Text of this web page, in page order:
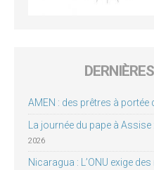
AMEN : des prêtres à portée
La journée du pape à Assise
2026
Nicaragua : L’ONU exige